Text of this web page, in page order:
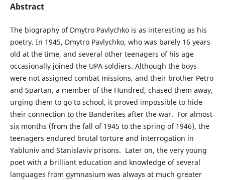
Abstract
The biography of Dmytro Pavlychko is as interesting as his
poetry. In 1945, Dmytro Pavlychko, who was barely 16 years
old at the time, and several other teenagers of his age
occasionally joined the UPA soldiers. Although the boys
were not assigned combat missions, and their brother Petro
and Spartan, a member of the Hundred, chased them away,
urging them to go to school, it proved impossible to hide
their connection to the Banderites after the war. For almost
six months (from the fall of 1945 to the spring of 1946), the
teenagers endured brutal torture and interrogation in
Yabluniv and Stanislaviv prisons. Later on, the very young
poet with a brilliant education and knowledge of several
languages from gymnasium was always at much greater